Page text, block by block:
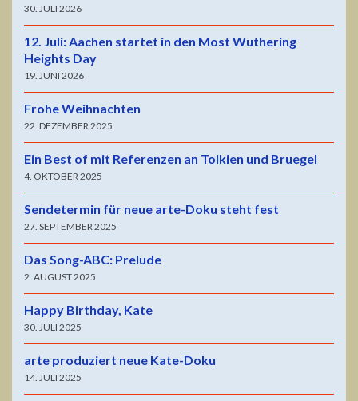
30. JULI 2026
12. Juli: Aachen startet in den Most Wuthering
Heights Day
19. JUNI 2026
Frohe Weihnachten
22. DEZEMBER 2025
Ein Best of mit Referenzen an Tolkien und Bruegel
4. OKTOBER 2025
Sendetermin für neue arte-Doku steht fest
27. SEPTEMBER 2025
Das Song-ABC: Prelude
2. AUGUST 2025
Happy Birthday, Kate
30. JULI 2025
arte produziert neue Kate-Doku
14. JULI 2025